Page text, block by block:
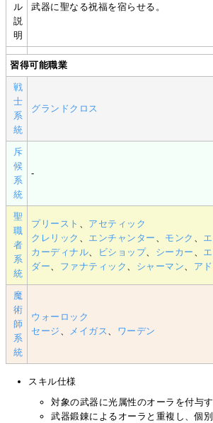
ル
説
明
武器に聖なる祝福を宿らせる。
習得可能職業
戦
士
系
統
グランドクロス
斥
候
系
統
-
聖
職
者
系
統
プリースト
アセティック
クレリック
エンチャンター モンク
カーディナル
ビショップ、 シーカー
ダー
ファナティック シャーマン ア
魔
術
師
系
統
ウォーロック
セージ
メイガス ワーデン
スキル仕様
対象の武器に光属性のオーラを付与
武器鍛錬によるオーラと重複し、個